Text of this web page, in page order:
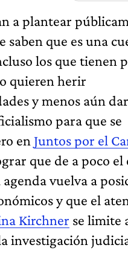
a plantear
saben que es una
los que tienen
quieren herir
y menos aún
para que se
en Juntos por el
que de a poco el
vuelva a
y que el
Kirchner se limite
investigación